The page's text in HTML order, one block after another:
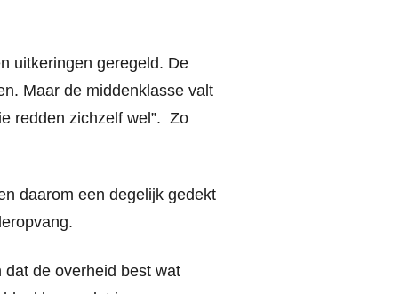
uitkeringen geregeld. De
Maar de middenklasse valt
redden zichzelf wel”. Zo
daarom een degelijk gedekt
de overheid best wat